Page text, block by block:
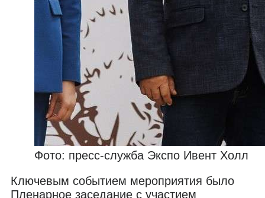
Фото: пресс-служба Экспо Ивент Холл
Ключевым событием мероприятия было
Пленарное заседание с участием